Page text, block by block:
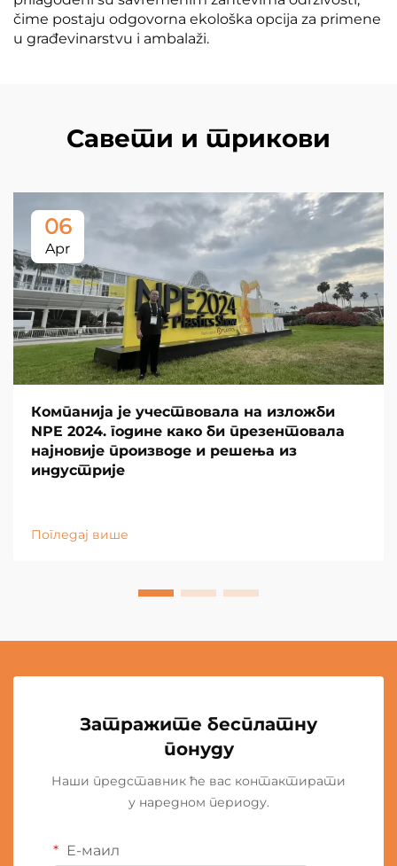
čime postaju odgovorna ekološka opcija za primene
u građevinarstvu i ambalaži.
Савети и трикови
06
Apr
Компанија је учествовала на изложби
NPE 2024. године како би презентовала
најновије производе и решења из
индустрије
Погледај више
Затражите бесплатну
понуду
Наши представник ће вас контактирати
у наредном периоду.
Е-маил